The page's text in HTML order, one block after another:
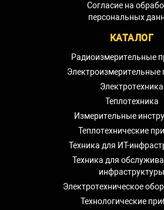
Согласие на
персональных
КАТАЛОГ
Радиоизмерительные
Электроизмерительные
Электротехника
Теплотехника
Измерительные
Теплотехнические
Техника для ИТ-
Техника для
инфраструктуры
Электротехническое
Технологические